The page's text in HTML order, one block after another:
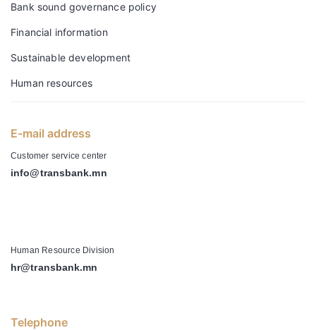
Bank sound governance policy
Financial information
Sustainable development
Human resources
E-mail address
Customer service center
info@transbank.mn
Human Resource Division
hr@transbank.mn
Telephone